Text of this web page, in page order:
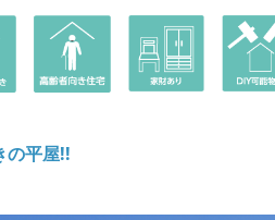
の平屋!!